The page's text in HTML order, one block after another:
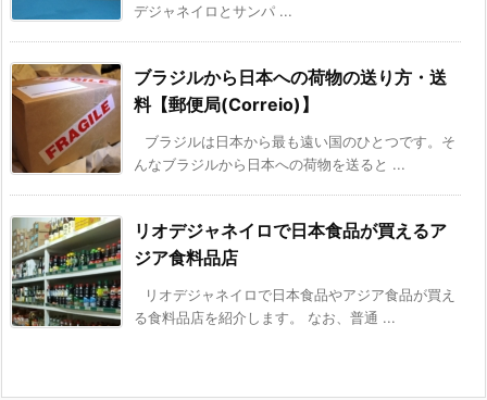
デジャネイロとサンパ ...
ブラジルから日本への荷物の送り方・送
料【郵便局(Correio)】
ブラジルは日本から最も遠い国のひとつです。そ
んなブラジルから日本への荷物を送ると ...
リオデジャネイロで日本食品が買えるア
ジア食料品店
リオデジャネイロで日本食品やアジア食品が買え
る食料品店を紹介します。 なお、普通 ...